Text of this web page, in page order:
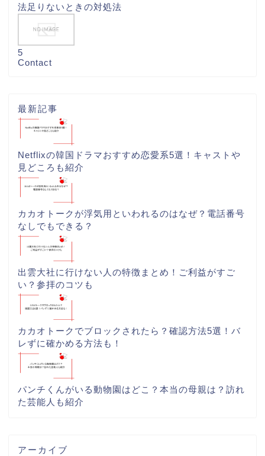
法足りないときの対処法
5
Contact
最新記事
Netflixの韓国ドラマおすすめ恋愛系5選！キャストや
見どころも紹介
カカオトークが浮気用といわれるのはなぜ？電話番号
なしでもできる？
出雲大社に行けない人の特徴まとめ！ご利益がすご
い？参拝のコツも
カカオトークでブロックされたら？確認方法5選！バ
レずに確かめる方法も！
パンチくんがいる動物園はどこ？本当の母親は？訪れ
た芸能人も紹介
アーカイブ